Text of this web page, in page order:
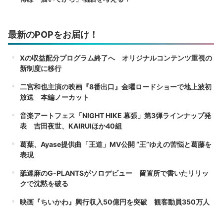
最新のPOPをお届け！
Xの収益配分プログラム終了へ オリジナルコンテンツ重視の
新制度に移行
二宮和也主演の映画『8番出口』金曜ロードショーで地上波初
放送 本編ノーカット
音楽アートフェス「NIGHT HIKE 幕張」第3弾ラインナップ発
表 吉田夜世、KAIRUIほか40組
葛葉、Ayase提供曲「王道」MV公開 “王”ゆえの苦悩と葛藤を
表現
舐達麻のG-PLANTSがソロデビュー 留置所で書いたリリッ
クで沈黙を破る
映画『ちいかわ』興行収入50億円を突破 観客動員350万人